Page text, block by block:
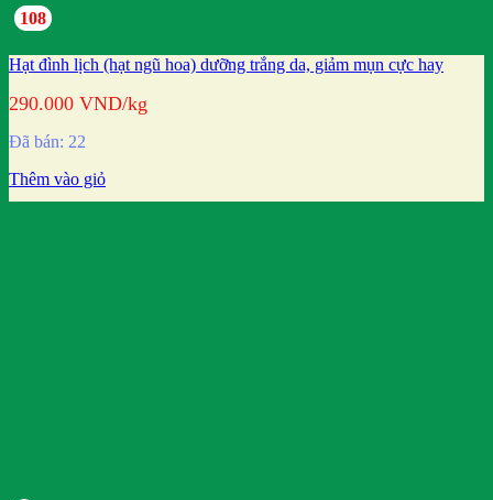
108
Hạt đình lịch (hạt ngũ hoa) dưỡng trắng da, giảm mụn cực hay
290.000 VND/kg
Đã bán: 22
Thêm vào giỏ